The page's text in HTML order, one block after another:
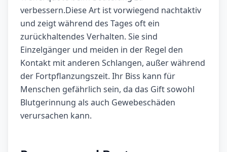
verbessern.Diese Art ist vorwiegend nachtaktiv
und zeigt während des Tages oft ein
zurückhaltendes Verhalten. Sie sind
Einzelgänger und meiden in der Regel den
Kontakt mit anderen Schlangen, außer während
der Fortpflanzungszeit. Ihr Biss kann für
Menschen gefährlich sein, da das Gift sowohl
Blutgerinnung als auch Gewebeschäden
verursachen kann.